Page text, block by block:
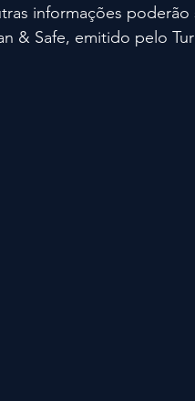
informações
& Safe, emitido pelo